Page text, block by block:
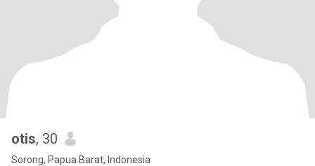
otis, 30
Sorong, Papua Barat, Indonesia